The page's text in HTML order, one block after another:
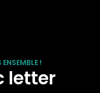
!
letter